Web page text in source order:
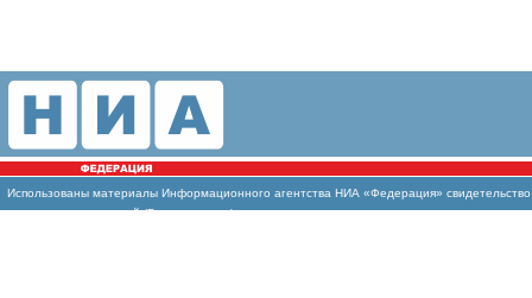
Использованы материалы Информационного агентства НИА «Федерация»
массовых коммуникаций (Роскомнадзор)